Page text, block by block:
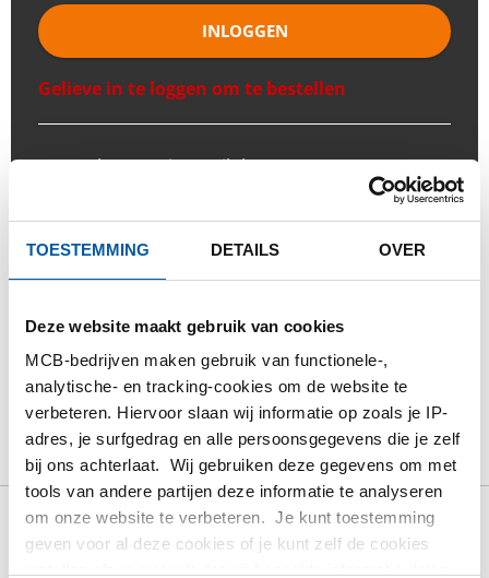
TOESTEMMING DETAILS OVER
Deze website maakt gebruik van cookies
MCB-bedrijven maken gebruik van functionele-,
analytische- en tracking-cookies om de website te
verbeteren. Hiervoor slaan wij informatie op zoals je IP-
adres, je surfgedrag en alle persoonsgegevens die je zelf
bij ons achterlaat. Wij gebruiken deze gegevens om met
tools van andere partijen deze informatie te analyseren
om onze website te verbeteren. Je kunt toestemming
geven voor al deze cookies of je kunt zelf de cookies
INLOGGEN
Gelieve in te loggen om te bestellen
Bestel met uw eigen artikelnummers
PRODUCT
PRODUCT OMSCHRIJVING
BRUTO PRIJSLIJST
DOWNLOADS
SPECIFICATIES
Bruto prijslijst: Rvs 1.4539